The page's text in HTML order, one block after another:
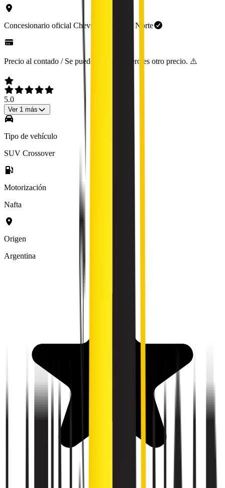
Concesionario oficial Chevrolet en GBA Norte
Precio al contado / Se puede financiar, pero es otro precio. ⚠️
5.0
Ver 1 más
Tipo de vehículo
SUV Crossover
Motorización
Nafta
Origen
Argentina